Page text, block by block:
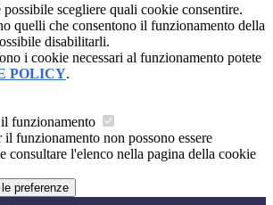
possibile scegliere quali cookie consentire.
quelli che consentono il funzionamento della
disabilitarli.
i cookie necessari al funzionamento potete
POLICY.
funzionamento
il funzionamento non possono essere
consultare l'elenco nella pagina della cookie
preferenze